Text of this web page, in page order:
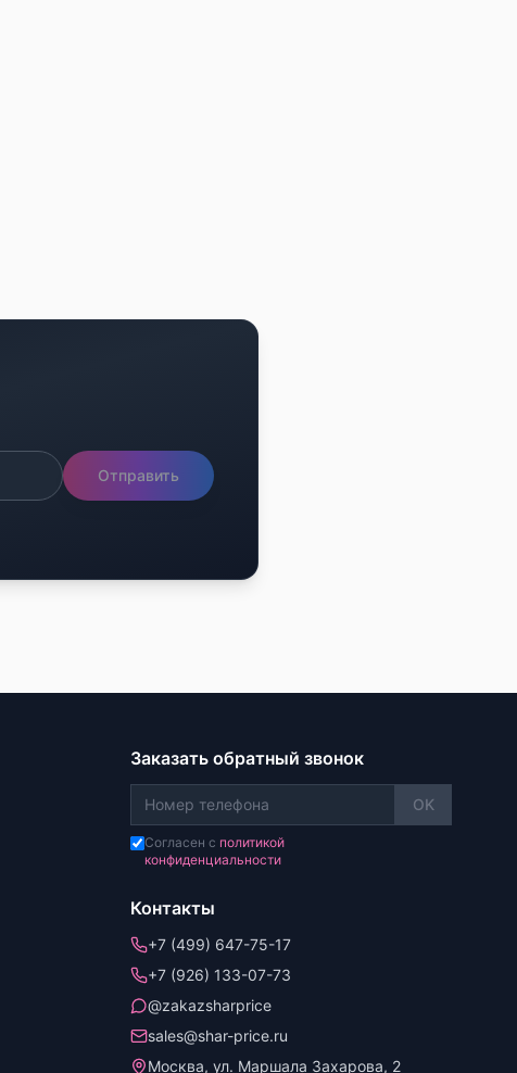
Отправить
Заказать обратный звонок
OK
Согласен с политикой
конфиденциальности
Контакты
+7 (499) 647-75-17
+7 (926) 133-07-73
@zakazsharprice
sales@shar-price.ru
Москва, ул. Маршала Захарова, 2